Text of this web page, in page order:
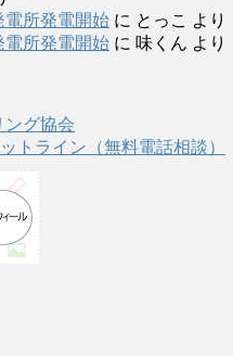
電所発電開始 に とっこ より
電所発電開始 に 味くん より
ング協会
トライン（無料電話相談）